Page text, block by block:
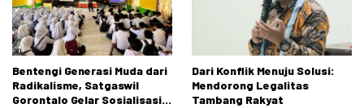
Bentengi Generasi Muda dari
Radikalisme, Satgaswil
Gorontalo Gelar Sosialisasi
Dari Konflik Menuju Solusi:
Mendorong Legalitas
Tambang Rakyat